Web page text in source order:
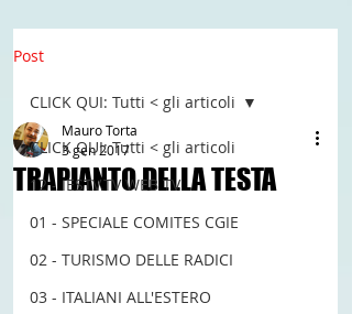
Post
CLICK QUI: Tutti < gli articoli
12 - IESTV.TV WEB TV
01 - SPECIALE COMITES CGIE
02 - TURISMO DELLE RADICI
03 - ITALIANI ALL'ESTERO
CLICK QUI: Tutti < gli articoli
TRAPIANTO DELLA TESTA
Mauro Torta
3 gen 2017